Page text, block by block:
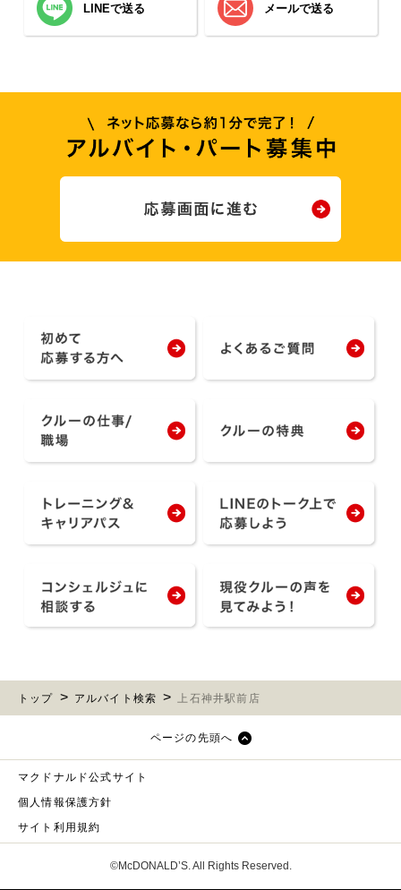
LINEで送る メールで送る
トップ アルバイト検索 上石神井駅前店
ページの先頭へ
マクドナルド公式サイト
個人情報保護方針
サイト利用規約
©McDONALD’S. All Rights Reserved.